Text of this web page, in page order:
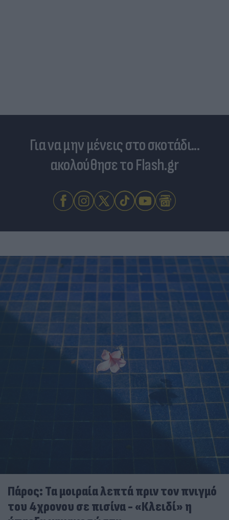
Για να μην μένεις στο σκοτάδι...
ακολούθησε το Flash.gr
Πάρος: Τα μοιραία λεπτά πριν τον πνιγμό
του 4χρονου σε πισίνα - «Κλειδί» η